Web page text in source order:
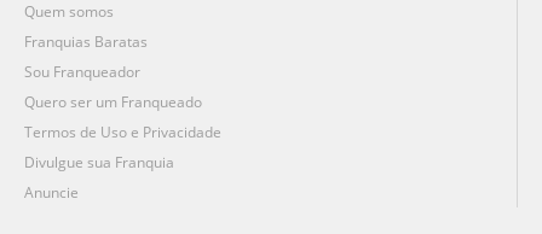
Quem somos
Franquias Baratas
Sou Franqueador
Quero ser um Franqueado
Termos de Uso e Privacidade
Divulgue sua Franquia
Anuncie